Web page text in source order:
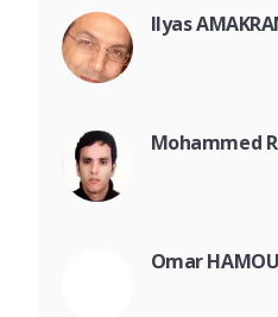
Ilyas
Mohammed
Omar